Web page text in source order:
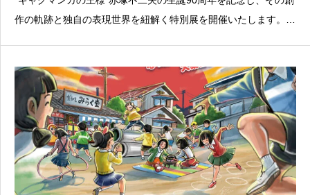
作の軌跡と独自の表現世界を紐解く特別展を開催いたします。料
おすすめしますhttps://t